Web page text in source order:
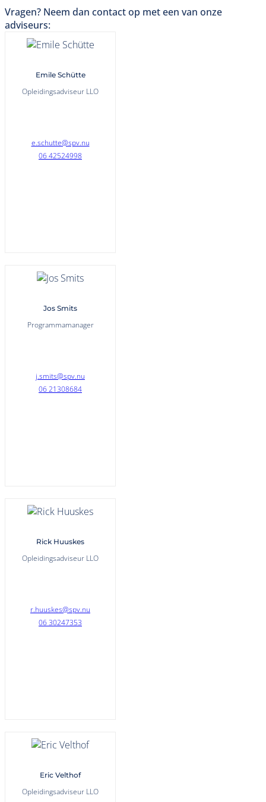
Vragen? Neem dan contact op met een van onze
adviseurs:
Emile Schütte
Opleidingsadviseur LLO
e.schutte@spv.nu
06 42524998
Jos Smits
Programmamanager
j.smits@spv.nu
06 21308684
Rick Huuskes
Opleidingsadviseur LLO
r.huuskes@spv.nu
06 30247353
Eric Velthof
Opleidingsadviseur LLO